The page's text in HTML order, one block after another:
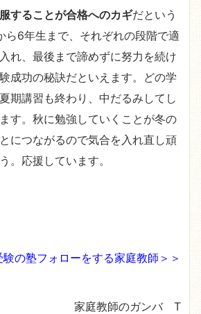
することが合格へのカギだという
ら6年生まで、それぞれの段階で適
れ、最後まで諦めずに努力を続け
成功の秘訣だといえます。どの学
期講習も終わり、中だるみしてし
す。秋に勉強していくことが冬の
につながるので気合を入れ直し頑
。応援しています。
験の塾フォローをする家庭教師＞＞
家庭教師のガンバ T